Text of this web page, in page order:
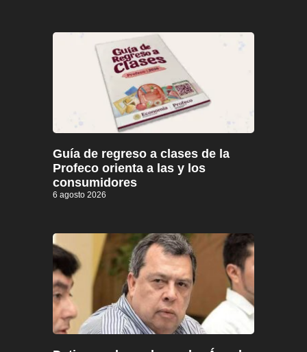
Guía de regreso a clases de la
Profeco orienta a las y los
consumidores
6 agosto 2026